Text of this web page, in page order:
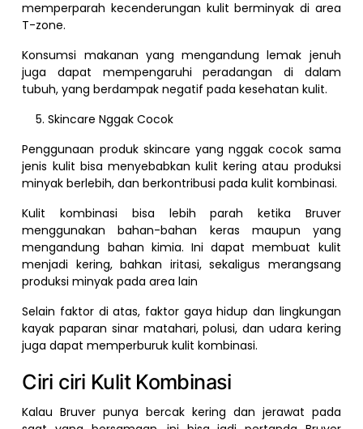
memperparah kecenderungan kulit berminyak di area
T-zone.
Konsumsi makanan yang mengandung lemak jenuh
juga dapat mempengaruhi peradangan di dalam
tubuh, yang berdampak negatif pada kesehatan kulit.
Skincare Nggak Cocok
Penggunaan produk skincare yang nggak cocok sama
jenis kulit bisa menyebabkan kulit kering atau produksi
minyak berlebih, dan berkontribusi pada kulit kombinasi.
Kulit kombinasi bisa lebih parah ketika Bruver
menggunakan bahan-bahan keras maupun yang
mengandung bahan kimia. Ini dapat membuat kulit
menjadi kering, bahkan iritasi, sekaligus merangsang
produksi minyak pada area lain
Selain faktor di atas, faktor gaya hidup dan lingkungan
kayak paparan sinar matahari, polusi, dan udara kering
juga dapat memperburuk kulit kombinasi.
Ciri ciri Kulit Kombinasi
Kalau Bruver punya bercak kering dan jerawat pada